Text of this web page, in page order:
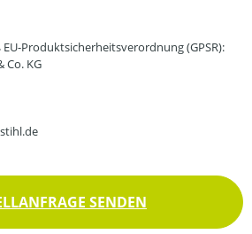
Produktsicherheitsverordnung (GPSR):
Co. KG
SENDEN